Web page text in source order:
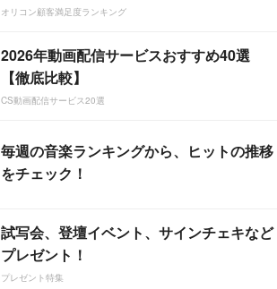
オリコン顧客満足度ランキング
2026年動画配信サービスおすすめ40選
【徹底比較】
CS動画配信サービス20選
毎週の音楽ランキングから、ヒットの推移
をチェック！
試写会、登壇イベント、サインチェキなど
プレゼント！
プレゼント特集